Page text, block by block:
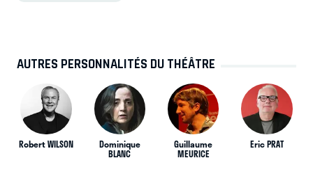
AUTRES PERSONNALITÉS DU THÉÂTRE
Robert WILSON Dominique
BLANC
Guillaume
MEURICE
Eric PRAT